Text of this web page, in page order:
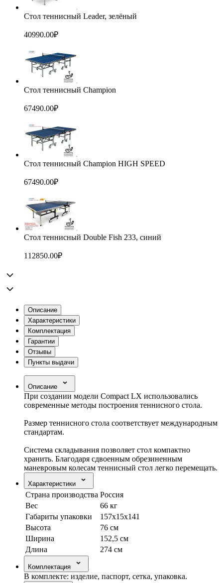
Стол теннисный Leader, зелёный
40990.00₽
Стол теннисный Champion
67490.00₽
Стол теннисный Champion HIGH SPEED
67490.00₽
Стол теннисный Double Fish 233, синий
112850.00₽
Описание
Характеристики
Комплектация
Гарантии
Отзывы
Пункты выдачи
Описание
При создании модели Compact LX использовались
современные методы построения теннисного стола.
Размер теннисного стола соответствует международным
стандартам.
Система складывания позволяет стол компактно
хранить. Благодаря сдвоенным обрезиненным
маневровым колесам теннисный стол легко перемещать.
Характеристики
Страна производства Россия
Вес
66 кг
Габариты упаковки
157х15х141
Высота
76 см
Ширина
152,5 см
Длина
274 см
Комплектация
В комплекте: изделие, паспорт, сетка, упаковка.